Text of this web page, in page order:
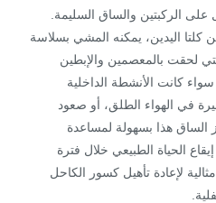
الركبتين والساق السليمة.
كلتا اليدين، يمكنه المشي بسلاسة
لحقت بالمعصمين والإبطين
سواء كانت الأنشطة الداخلية
في الهواء الطلق، أو صعود
الساق هذا بسهولة لمساعدة
الحياة الطبيعي خلال فترة
لإعادة تأهيل كسور الكاحل